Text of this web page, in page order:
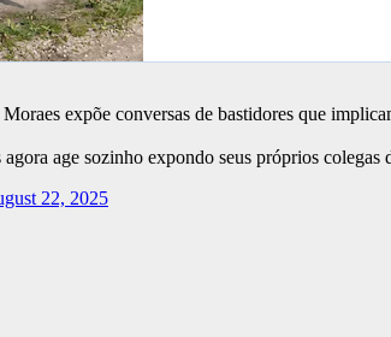
Moraes expõe conversas de bastidores que
age sozinho expondo seus próprios
22, 2025